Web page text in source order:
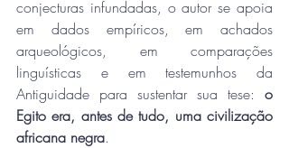
conjecturas infundadas, o autor se apoia
em dados empíricos, em achados
arqueológicos, em comparações
linguísticas e em testemunhos da
Antiguidade para sustentar sua tese: o
Egito era, antes de tudo, uma civilização
africana negra.